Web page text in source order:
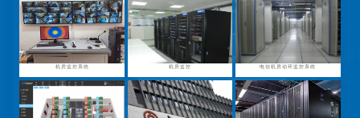
机房监控系统 机房监控 电信机房动环监控系统